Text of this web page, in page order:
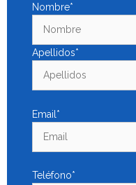
Nombre*
Apellidos*
Email*
Teléfono*